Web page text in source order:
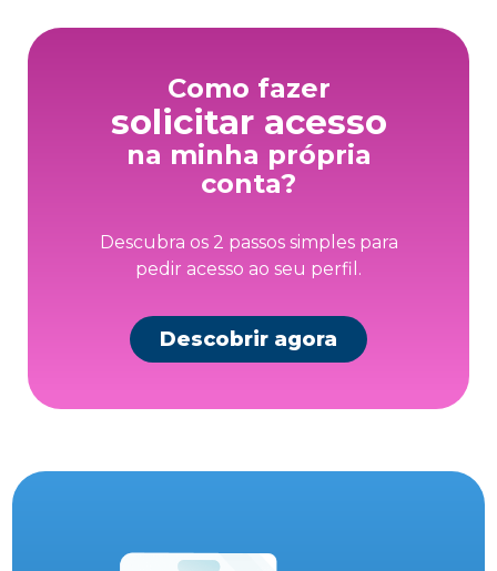
Como fazer
solicitar acesso
na minha própria
conta?
Descubra os 2 passos simples para
pedir acesso ao seu perfil.
Descobrir agora